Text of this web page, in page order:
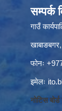
सम्पर्क
गाउँ
फोनः
इमेलः
नोटिस